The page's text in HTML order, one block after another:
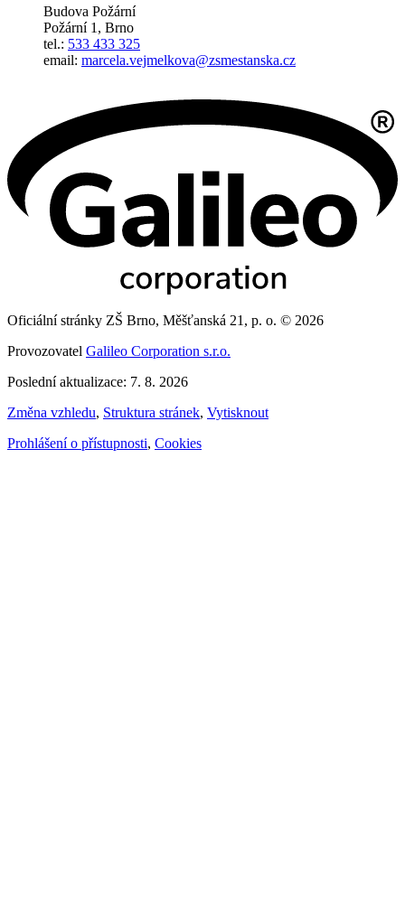
Budova Požární
Požární 1, Brno
tel.: 533 433 325
email: marcela.vejmelkova@zsmestanska.cz
Oficiální stránky ZŠ Brno, Měšťanská 21, p. o. © 2026
Provozovatel Galileo Corporation s.r.o.
Poslední aktualizace: 7. 8. 2026
Změna vzhledu, Struktura stránek, Vytisknout
Prohlášení o přístupnosti, Cookies